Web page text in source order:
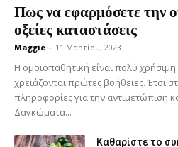
Πως να εφαρμόσετε την
οξείες καταστάσεις
Maggie - 11 Μαρτίου, 2023
Η ομοιοπαθητική είναι πολύ
χρειάζονται πρώτες βοήθειες. Έτσι
πληροφορίες για την αντιμετώπιση
Δαγκώματα...
Καθαρίστε το